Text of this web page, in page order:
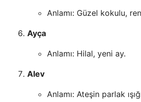
Anlamı: Güzel kokulu,
Ayça
Anlamı: Hilal, yeni ay.
Alev
Anlamı: Ateşin parlak